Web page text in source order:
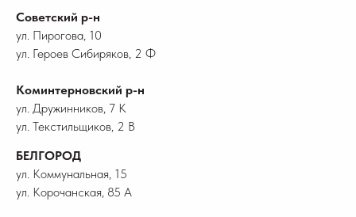
Советский р-н
ул. Пирогова, 10
ул. Героев Сибиряков, 2 Ф
Коминтерновский р-н
ул. Дружинников, 7 К
ул. Текстильщиков, 2 В
БЕЛГОРОД
ул. Коммунальная, 15
ул. Корочанская, 85 А